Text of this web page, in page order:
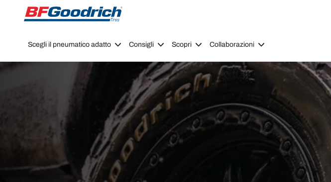
Go to page content
Go to page navigation
Scegli il pneumatico adatto Consigli Scopri Collaborazioni